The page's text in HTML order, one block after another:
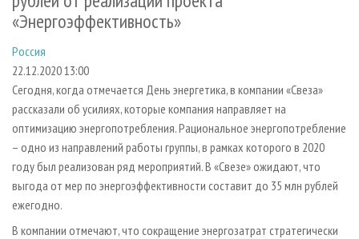
ДЕРЕВООБРАБОТКА
СУШКА ДРЕВЕСИНЫ
ПРОИЗВОДСТВО ДРЕВЕСНЫХ ПЛИТ
ДЕРЕВЯННОЕ ДОМОСТРОЕНИЕ
ПРОИЗВОДСТВО МЕБЕЛИ
БИОЭНЕРГЕТИКА
ЦБП
ИНСТРУМЕНТ И МАТЕРИАЛЫ
НОВОСТИ КОМПАНИЙ
ЛЕСНЫЕ РЕГИОНЫ РОССИИ
ПЕРСОНЫ
МОБИЛЬНЫЕ ВЫСТАВКИ
ОФИЦИАЛЬНЫЕ ДЕЛЕГАЦИИ
ПРИОРИТЕТНЫЕ ИНВЕСТПРОЕКТЫ
RUSSIAN FORESTRY REVIEW
ГАЗЕТА ЛЕСПРОМФОРУМ
БИБЛИОТЕКА СПЕЦИАЛИСТА
СТАТЬИ
ПОДПИСКА
КОНТАКТЫ
РЕКЛАМОДАТЕЛЯМ
РЕКЛАМА
РЕКЛАМА НА САЙТЕ
«Энергоэффективность»
Россия
22.12.2020 13:00
Сегодня, когда отмечается День энергетика, в компании «Свеза»
рассказали об усилиях, которые компания направляет на
оптимизацию энергопотребления. Рациональное энергопотребление
– одно из направлений работы группы, в рамках которого в 2020
году был реализован ряд мероприятий. В «Свезе» ожидают, что
выгода от мер по энергоэффективности составит до 35 млн рублей
ежегодно.
В компании отмечают, что сокращение энергозатрат стратегически